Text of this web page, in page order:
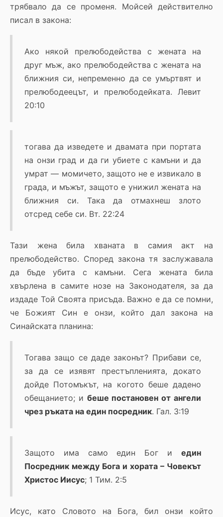
трябвало да се променя. Мойсей действително
писал в закона:
Ако някой прелюбодейства с жената на
друг мъж, ако прелюбодейства с жената на
ближния си, непременно да се умъртвят и
прелюбодеецът, и прелюбодейката. Левит
20:10
тогава да изведете и двамата при портата
на онзи град и да ги убиете с камъни и да
умрат — момичето, защото не е извикало в
града, и мъжът, защото е унижил жената на
ближния си. Така да отмахнеш злото
отсред себе си. Вт. 22:24
Тази жена била хваната в самия акт на
прелюбодейство. Според закона тя заслужавала
да бъде убита с камъни. Сега жената била
хвърлена в самите нозе на Законодателя, за да
издаде Той Своята присъда. Важно е да се помни,
че Божият Син е онзи, който дал закона на
Синайската планина:
Тогава защо се даде законът? Прибави се,
за да се изявят престъпленията, докато
дойде Потомъкът, на когото беше дадено
обещанието; и беше постановен от ангели
чрез ръката на един посредник. Гал. 3:19
Защото има само един Бог и един
Посредник между Бога и хората – Човекът
Христос Иисус; 1 Тим. 2:5
Исус, като Словото на Бога, бил онзи който